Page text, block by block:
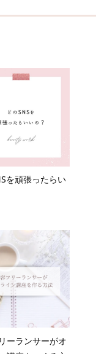
を頑張ったらい
ーランサーがオ